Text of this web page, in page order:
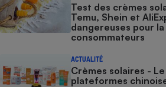
Test des crèmes
Temu, Shein et
dangereuses pour
consommateurs
ACTUALITÉ
Crèmes solaires -
plateformes